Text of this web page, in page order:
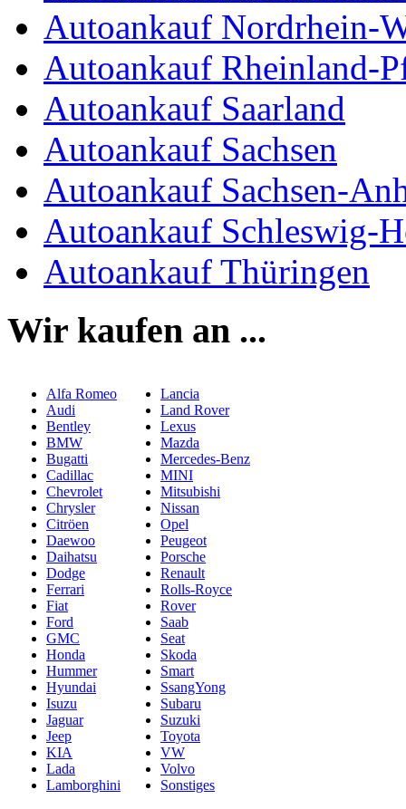
Autoankauf Nordrhein-
Autoankauf Rheinland-
Autoankauf Saarland
Autoankauf Sachsen
Autoankauf Sachsen-
Autoankauf Schleswig-
Autoankauf Thüringen
Wir kaufen an ...
Alfa Romeo
Audi
Bentley
BMW
Bugatti
Cadillac
Chevrolet
Chrysler
Citröen
Daewoo
Daihatsu
Dodge
Ferrari
Fiat
Ford
GMC
Honda
Hummer
Hyundai
Isuzu
Jaguar
Jeep
KIA
Lada
Lamborghini
Lancia
Land Rover
Lexus
Mazda
Mercedes-Benz
MINI
Mitsubishi
Nissan
Opel
Peugeot
Porsche
Renault
Rolls-Royce
Rover
Saab
Seat
Skoda
Smart
SsangYong
Subaru
Suzuki
Toyota
VW
Volvo
Sonstiges